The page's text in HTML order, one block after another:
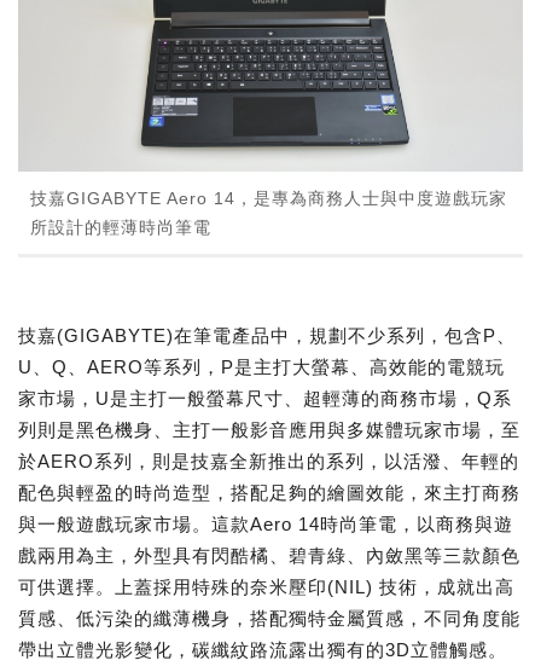
技嘉GIGABYTE Aero 14，是專為商務人士與中度遊戲玩家
所設計的輕薄時尚筆電
技嘉(GIGABYTE)在筆電產品中，規劃不少系列，包含P、
U、Q、AERO等系列，P是主打大螢幕、高效能的電競玩
家市場，U是主打一般螢幕尺寸、超輕薄的商務市場，Q系
列則是黑色機身、主打一般影音應用與多媒體玩家市場，至
於AERO系列，則是技嘉全新推出的系列，以活潑、年輕的
配色與輕盈的時尚造型，搭配足夠的繪圖效能，來主打商務
與一般遊戲玩家市場。這款Aero 14時尚筆電，以商務與遊
戲兩用為主，外型具有閃酷橘、碧青綠、內斂黑等三款顏色
可供選擇。上蓋採用特殊的奈米壓印(NIL) 技術，成就出高
質感、低污染的纖薄機身，搭配獨特金屬質感，不同角度能
帶出立體光影變化，碳纖紋路流露出獨有的3D立體觸感。